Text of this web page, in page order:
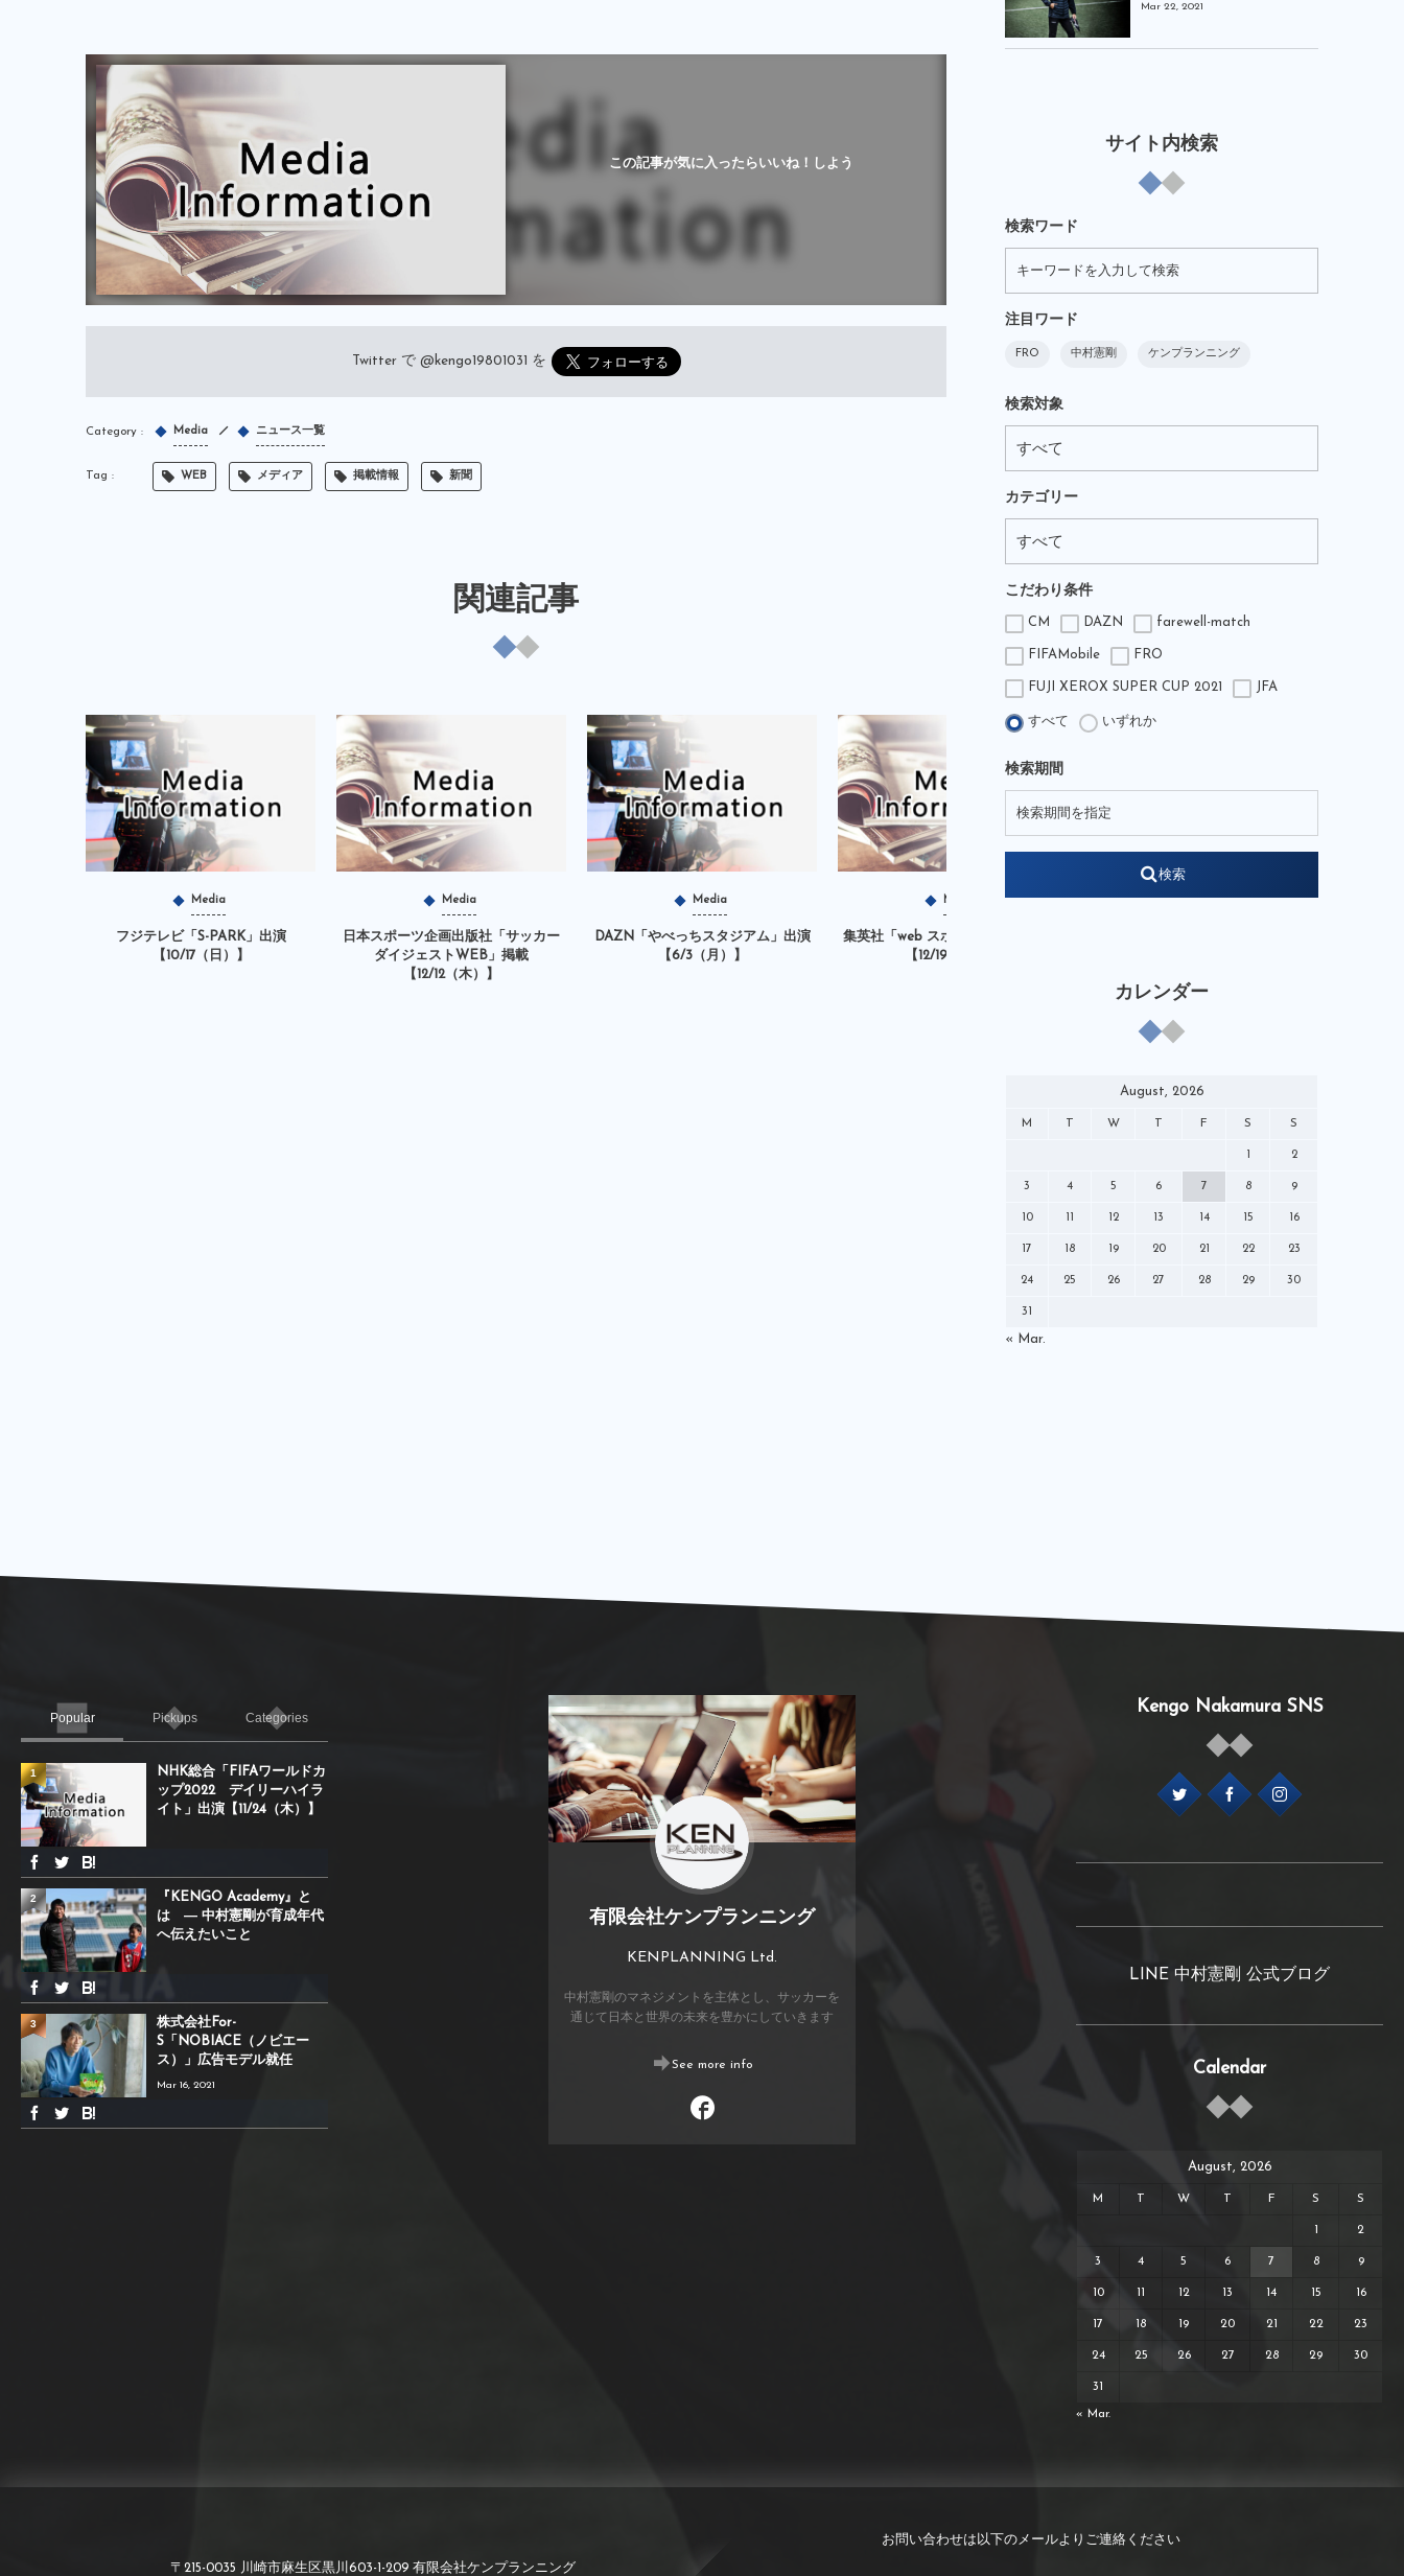
この記事が気に入ったらいいね！しよう
Twitter で @kengo19801031 を
Media ニュース一覧
WEB メディア 掲載情報 新聞
関連記事
Media
フジテレビ「S-PARK」出演
【10/17（日）】
Media
日本スポーツ企画出版社「サッカー
ダイジェストWEB」掲載
【12/12（木）】
Media
DAZN「やべっちスタジアム」出演
【6/3（月）】
Media
集英社「web スポルティーバ」掲載
【12/19（火）】
Media
Mar 22, 2021
サイト内検索
検索ワード
注目ワード
FRO 中村憲剛 ケンプランニング
検索対象
カテゴリー
こだわり条件
CM DAZN farewell-match
FIFAMobile FRO
FUJI XEROX SUPER CUP 2021 JFA
JFA Growth Strategist
note soccerking
WEB W杯 YouTube
やべっちスタジアム
コミック
テクニカルアドバイザー
モレリア
ロールモデルコーチ
指導者
すべて いずれか
検索期間
検索
カレンダー
August, 2026
M T W T F S S
2
3 4 5 6 7 8 9
10 12 13 14 15 16
17 18 19 20 21 22 23
24 25 26 27 28 29 30
31
« Mar.
Popular Pickups Categories
NHK総合「FIFAワールドカ
ップ2022 デイリーハイラ
イト」出演【11/24（木）】
1
『KENGO Academy』と
は ― 中村憲剛が育成年代
へ伝えたいこと
2
株式会社For-
S「NOBIACE（ノビエー
ス）」広告モデル就任
Mar 16, 2021
3
有限会社ケンプランニング
KENPLANNING Ltd.
中村憲剛のマネジメントを主体とし、サッカーを
通じて日本と世界の未来を豊かにしていきます
See more info
Kengo Nakamura SNS
LINE 中村憲剛 公式ブログ
Calendar
August, 2026
M T W T F S S
1 2
3 4 5 6 7 8 9
10 11 12 13 14 15 16
17 18 19 20 21 22 23
24 25 26 27 28 29 30
31
« Mar.
〒215-0035 川崎市麻生区黒川603-1-209 有限会社ケンプランニング
お問い合わせは以下のメールよりご連絡ください